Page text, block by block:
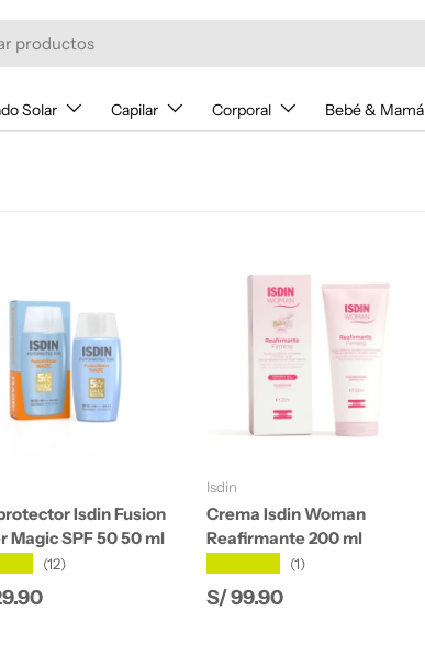
Solar Capilar Corporal Bebé & Mamá
Isdin Fusion
Magic SPF 50 50 ml
(12)
normal
Isdin
Crema Isdin Woman
Reafirmante 200 ml
(1)
Precio normal
S/ 99.90
Añadir al carrito